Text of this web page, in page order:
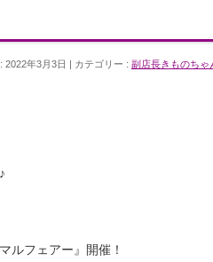
2022年3月3日 カテゴリー : 副店長きものちゃ
ルフェアー』開催！